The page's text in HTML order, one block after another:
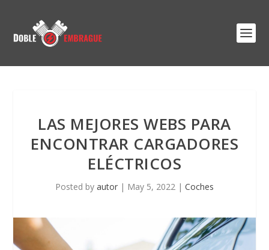
LAS MEJORES WEBS PARA
ENCONTRAR CARGADORES
ELÉCTRICOS
Posted by autor | May 5, 2022 | Coches